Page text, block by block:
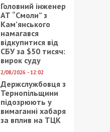
Головний інженер
АТ “Смоли” з
Кам’янського
намагався
відкупитися від
СБУ за $50 тисяч:
вирок суду
2/08/2026 - 12:02
Держслужбовця з
Тернопільщини
підозрюють у
вимаганні хабаря
за вплив на ТЦК